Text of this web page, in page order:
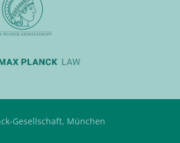
Gesellschaft, München